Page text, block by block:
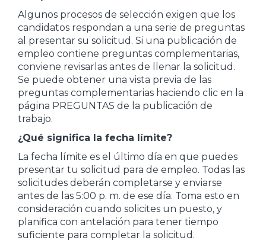
Algunos procesos de selección exigen que los
candidatos respondan a una serie de preguntas
al presentar su solicitud. Si una publicación de
empleo contiene preguntas complementarias,
conviene revisarlas antes de llenar la solicitud.
Se puede obtener una vista previa de las
preguntas complementarias haciendo clic en la
página PREGUNTAS de la publicación de
trabajo.
¿Qué significa la fecha límite?
La fecha límite es el último día en que puedes
presentar tu solicitud para de empleo. Todas las
solicitudes deberán completarse y enviarse
antes de las 5:00 p. m. de ese día. Toma esto en
consideración cuando solicites un puesto, y
planifica con antelación para tener tiempo
suficiente para completar la solicitud.